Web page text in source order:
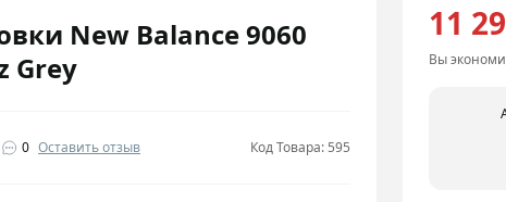
New Balance 9060
Grey
0 Оставить отзыв Код Товара: 595
11
Вы